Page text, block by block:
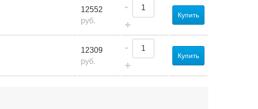
12552
руб.
-
+
Купить
12309
руб.
-
+
Купить